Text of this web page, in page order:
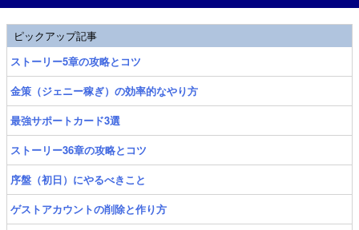
ピックアップ記事
ストーリー5章の攻略とコツ
金策（ジェニー稼ぎ）の効率的なやり方
最強サポートカード3選
ストーリー36章の攻略とコツ
序盤（初日）にやるべきこと
ゲストアカウントの削除と作り方